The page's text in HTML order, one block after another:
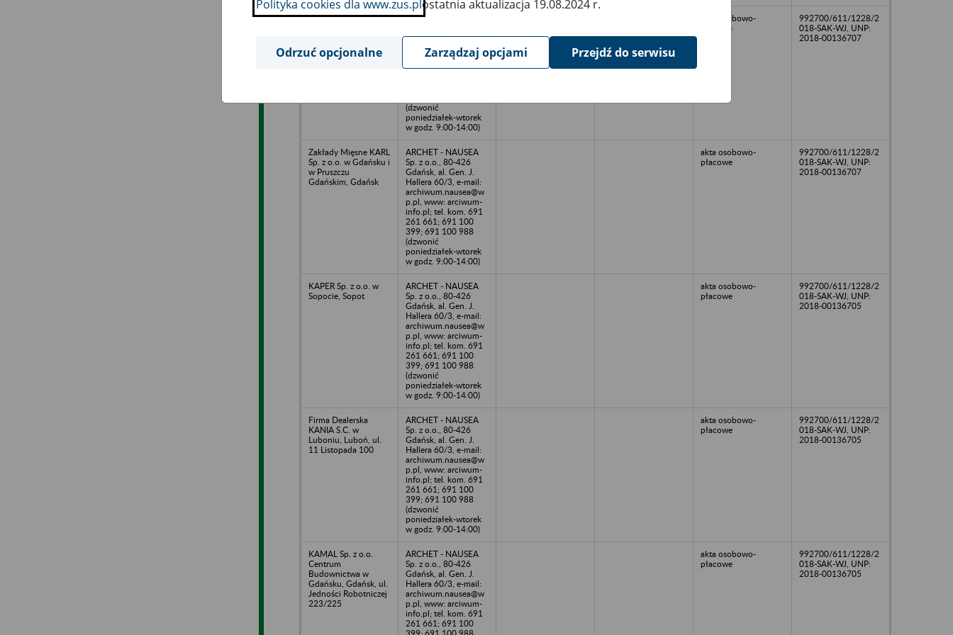
Klub Prywatnego
ARCHET - NAUSEA
Gdańsk, al. Gen. J.
Hallera 60/3, e-mail:
archiwum.nausea@w
p.pl, www: arciwum-
(dzwonić
poniedziałek-wtorek
w godz. 9:00-14:00)
akta osobowo-
płacowe
992700/611/1228/2
018-SAK-WJ, UNP:
2018-00136707
Zakłady Mięsne KARL
Sp. z o.o. w Gdańsku i
w Pruszczu
Gdańskim, Gdańsk
ARCHET - NAUSEA
Sp. z o.o., 80-426
Gdańsk, al. Gen. J.
Hallera 60/3, e-mail:
archiwum.nausea@w
p.pl, www: arciwum-
info.pl; tel. kom. 691
261 661; 691 100
399; 691 100 988
(dzwonić
poniedziałek-wtorek
w godz. 9:00-14:00)
akta osobowo-
płacowe
992700/611/1228/2
018-SAK-WJ, UNP:
2018-00136707
KAPER Sp. z o.o. w
Sopocie, Sopot
ARCHET - NAUSEA
Sp. z o.o., 80-426
Gdańsk, al. Gen. J.
Hallera 60/3, e-mail:
archiwum.nausea@w
p.pl, www: arciwum-
info.pl; tel. kom. 691
261 661; 691 100
399; 691 100 988
(dzwonić
poniedziałek-wtorek
w godz. 9:00-14:00)
akta osobowo-
płacowe
992700/611/1228/2
018-SAK-WJ, UNP:
2018-00136705
Firma Dealerska
KANIA S.C. w
Luboniu, Luboń, ul.
11 Listopada 100
ARCHET - NAUSEA
Sp. z o.o., 80-426
Gdańsk, al. Gen. J.
Hallera 60/3, e-mail:
archiwum.nausea@w
p.pl, www: arciwum-
info.pl; tel. kom. 691
261 661; 691 100
399; 691 100 988
(dzwonić
poniedziałek-wtorek
w godz. 9:00-14:00)
akta osobowo-
płacowe
992700/611/1228/2
018-SAK-WJ, UNP:
2018-00136705
KAMAL Sp. z o.o.
Centrum
Budownictwa w
Gdańsku, Gdańsk, ul.
Jedności Robotniczej
223/225
ARCHET - NAUSEA
Sp. z o.o., 80-426
Gdańsk, al. Gen. J.
Hallera 60/3, e-mail:
archiwum.nausea@w
p.pl, www: arciwum-
info.pl; tel. kom. 691
261 661; 691 100
akta osobowo-
płacowe
992700/611/1228/2
018-SAK-WJ, UNP:
2018-00136705
Polityka cookies dla www.zus.plostatnia aktualizacja 19.08.2024 r.
Odrzuć opcjonalne Zarządzaj opcjami Przejdź do serwisu